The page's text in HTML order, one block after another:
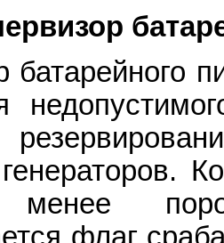
батарейного
менее
флаг